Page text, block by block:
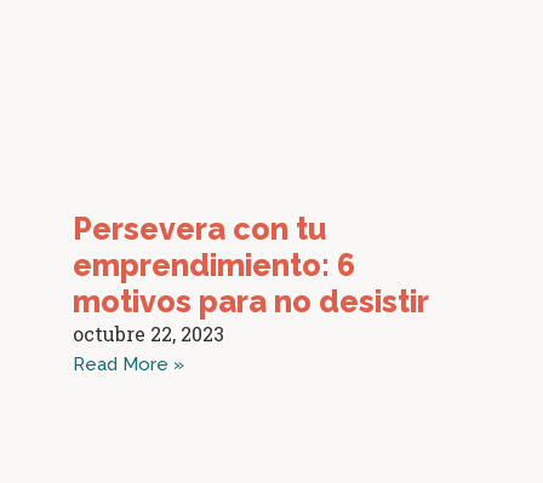
Persevera con tu
emprendimiento: 6
motivos para no desistir
octubre 22, 2023
Read More »